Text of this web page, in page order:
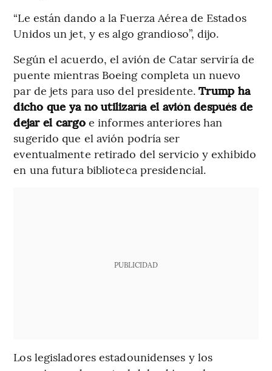
“Le están dando a la Fuerza Aérea de Estados
Unidos un jet, y es algo grandioso”, dijo.
Según el acuerdo, el avión de Catar serviría de
puente mientras Boeing completa un nuevo
par de jets para uso del presidente. Trump ha
dicho que ya no utilizaría el avión después de
dejar el cargo e informes anteriores han
sugerido que el avión podría ser
eventualmente retirado del servicio y exhibido
en una futura biblioteca presidencial.
PUBLICIDAD
Los legisladores estadounidenses y los